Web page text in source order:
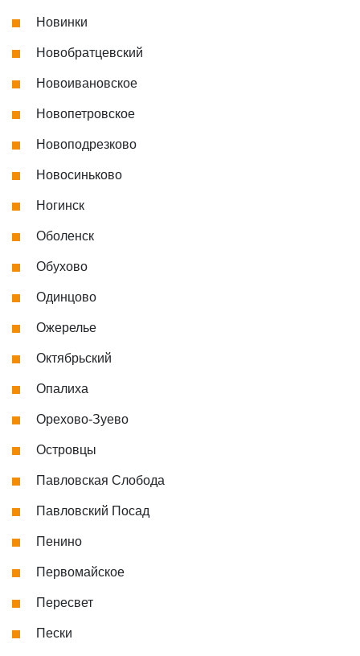
Новинки
Новобратцевский
Новоивановское
Новопетровское
Новоподрезково
Новосиньково
Ногинск
Оболенск
Обухово
Одинцово
Ожерелье
Октябрьский
Опалиха
Орехово-Зуево
Островцы
Павловская Слобода
Павловский Посад
Пенино
Первомайское
Пересвет
Пески